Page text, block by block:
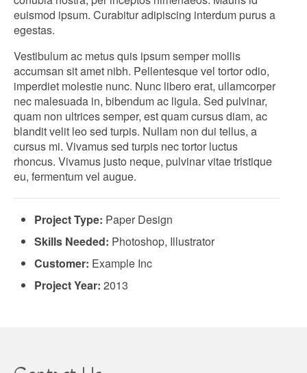
euismod ipsum. Curabitur adipiscing interdum purus a
egestas.
Vestibulum ac metus quis ipsum semper mollis
accumsan sit amet nibh. Pellentesque vel tortor odio,
imperdiet molestie nunc. Nunc libero erat, ullamcorper
nec malesuada in, bibendum ac ligula. Sed pulvinar,
quam non ultrices semper, est quam cursus diam, ac
blandit velit leo sed turpis. Nullam non dui tellus, a
cursus mi. Vivamus sed turpis nec tortor luctus
rhoncus. Vivamus justo neque, pulvinar vitae tristique
eu, fermentum vel augue.
Project Type: Paper Design
Skills Needed: Photoshop, Illustrator
Customer: Example Inc
Project Year: 2013